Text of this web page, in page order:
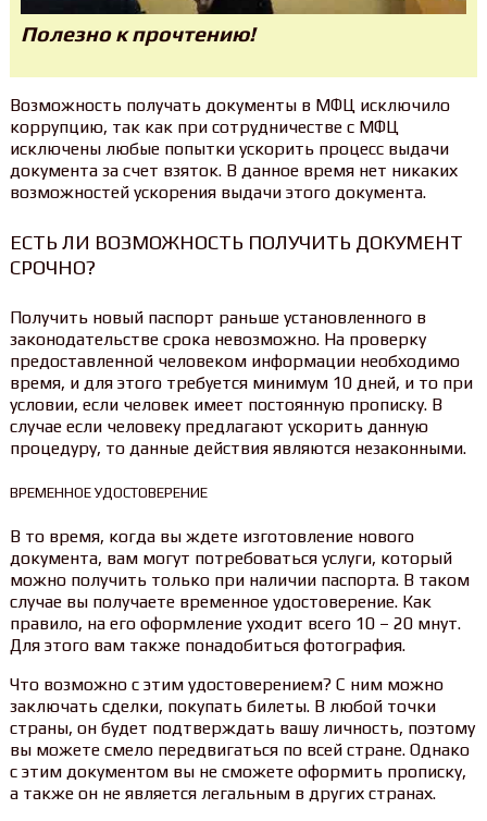
Полезно к прочтению!
Возможность получать документы в МФЦ исключило
коррупцию, так как при сотрудничестве с МФЦ
исключены любые попытки ускорить процесс выдачи
документа за счет взяток. В данное время нет никаких
возможностей ускорения выдачи этого документа.
ЕСТЬ ЛИ ВОЗМОЖНОСТЬ ПОЛУЧИТЬ ДОКУМЕНТ
СРОЧНО?
Получить новый паспорт раньше установленного в
законодательстве срока невозможно. На проверку
предоставленной человеком информации необходимо
время, и для этого требуется минимум 10 дней, и то при
условии, если человек имеет постоянную прописку. В
случае если человеку предлагают ускорить данную
процедуру, то данные действия являются незаконными.
ВРЕМЕННОЕ УДОСТОВЕРЕНИЕ
В то время, когда вы ждете изготовление нового
документа, вам могут потребоваться услуги, который
можно получить только при наличии паспорта. В таком
случае вы получаете временное удостоверение. Как
правило, на его оформление уходит всего 10 – 20 мнут.
Для этого вам также понадобиться фотография.
Что возможно с этим удостоверением? С ним можно
заключать сделки, покупать билеты. В любой точки
страны, он будет подтверждать вашу личность, поэтому
вы можете смело передвигаться по всей стране. Однако
с этим документом вы не сможете оформить прописку,
а также он не является легальным в других странах.